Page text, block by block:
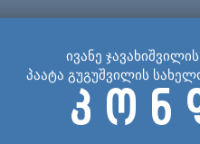
ივანე
პაატა გუგუშვილის
კ ო ნ